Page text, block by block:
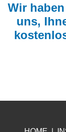
Wir
uns,